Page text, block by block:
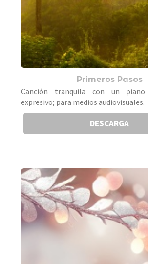
Primeros Pasos
Canción tranquila con un
expresivo; para medios audiovisuales.
DESCARGA